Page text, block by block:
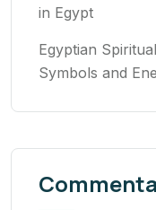
in Egypt
Egyptian
Symbols and